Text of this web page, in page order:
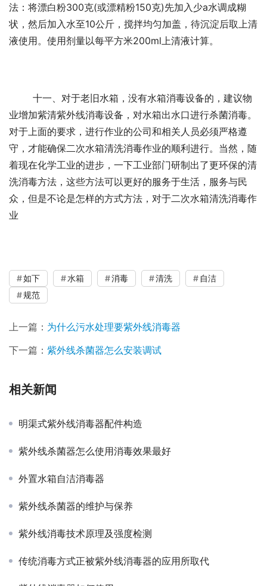
法：将漂白粉300克(或漂精粉150克)先加入少a水调成糊
状，然后加入水至10公斤，搅拌均匀加盖，待沉淀后取上清
液使用。使用剂量以每平方米200ml上清液计算。
业增加紫清紫外线消毒设备，对水箱出水口进行杀菌消毒。
对于上面的要求，进行作业的公司和相关人员必须严格遵
守，才能确保二次水箱清洗消毒作业的顺利进行。当然，随
着现在化学工业的进步，一下工业部门研制出了更环保的清
洗消毒方法，这些方法可以更好的服务于生活，服务与民
众，但是不论是怎样的方式方法，对于二次水箱清洗消毒作
业
如下 水箱 消毒 清洗
自洁
规范
上一篇： 为什么污水处理要紫外线消毒器
下一篇： 紫外线杀菌器怎么安装调试
相关新闻
明渠式紫外线消毒器配件构造
紫外线杀菌器怎么使用消毒效果最好
外置水箱自洁消毒器
紫外线杀菌器的维护与保养
紫外线消毒技术原理及强度检测
传统消毒方式正被紫外线消毒器的应用所取代